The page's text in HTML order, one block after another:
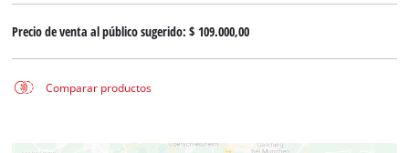
Precio de venta al público sugerido:$ 109.000,00
Comparar productos